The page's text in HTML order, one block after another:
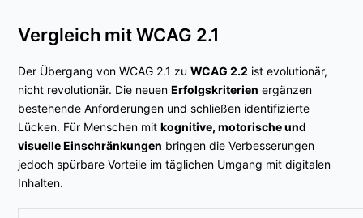
Vergleich mit WCAG 2.1
Der Übergang von WCAG 2.1 zuWCAG 2.2 ist evolutionär,
nicht revolutionär. Die neuenErfolgskriterien ergänzen
bestehende Anforderungen und schließen identifizierte
Lücken. Für Menschen mitkognitive, motorische und
visuelle Einschränkungen bringen die Verbesserungen
jedoch spürbare Vorteile im täglichen Umgang mit digitalen
Inhalten.